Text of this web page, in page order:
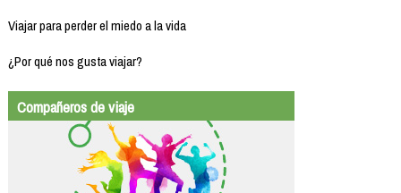
Viajar para perder el miedo a la vida
¿Por qué nos gusta viajar?
Compañeros de viaje